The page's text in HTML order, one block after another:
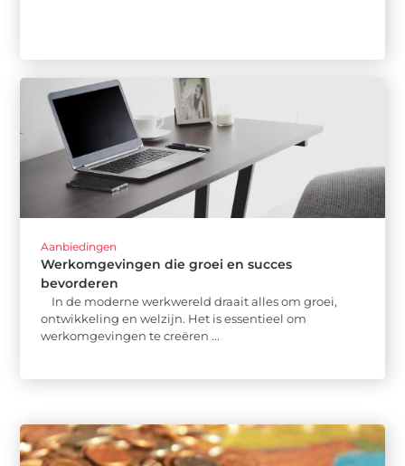
Aanbiedingen
Werkomgevingen die groei en succes
bevorderen
In de moderne werkwereld draait alles om groei,
ontwikkeling en welzijn. Het is essentieel om
werkomgevingen te creëren ...